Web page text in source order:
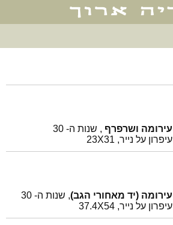
עירומה ושרפרף , שנות ה- 30
עיפרון על נייר, 23X31
עירומה (יד מאחורי הגב), שנות ה- 30
עיפרון על נייר, 37.4X54